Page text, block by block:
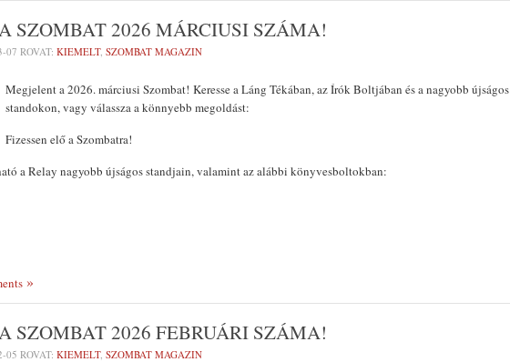
SZOMBAT 2026 MÁRCIUSI SZÁMA!
07 ROVAT: KIEMELT, SZOMBAT MAGAZIN
Megjelent a 2026. márciusi Szombat! Keresse a Láng Tékában, az Írók Boltjában és a nagyobb újságos
standokon, vagy válassza a könnyebb megoldást:
Fizessen elő a Szombatra!
a Relay nagyobb újságos standjain, valamint az alábbi könyvesboltokban:
SZOMBAT 2026 FEBRUÁRI SZÁMA!
05 ROVAT: KIEMELT, SZOMBAT MAGAZIN